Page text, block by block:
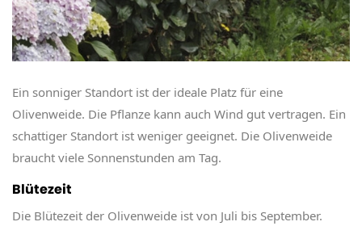
Ein sonniger Standort ist der ideale Platz für eine
Olivenweide. Die Pflanze kann auch Wind gut vertragen. Ein
schattiger Standort ist weniger geeignet. Die Olivenweide
braucht viele Sonnenstunden am Tag.
Blütezeit
Die Blütezeit der Olivenweide ist von Juli bis September.